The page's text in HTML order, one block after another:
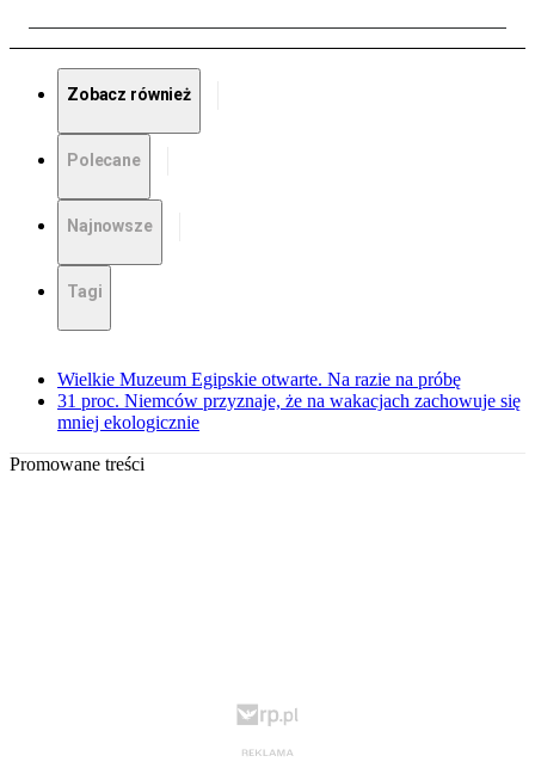
Zobacz również
Polecane
Najnowsze
Tagi
Wielkie Muzeum Egipskie otwarte. Na razie na próbę
31 proc. Niemców przyznaje, że na wakacjach zachowuje się
mniej ekologicznie
Promowane treści